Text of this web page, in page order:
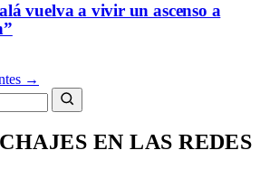
vuelva a vivir un ascenso a
→
EN LAS REDES